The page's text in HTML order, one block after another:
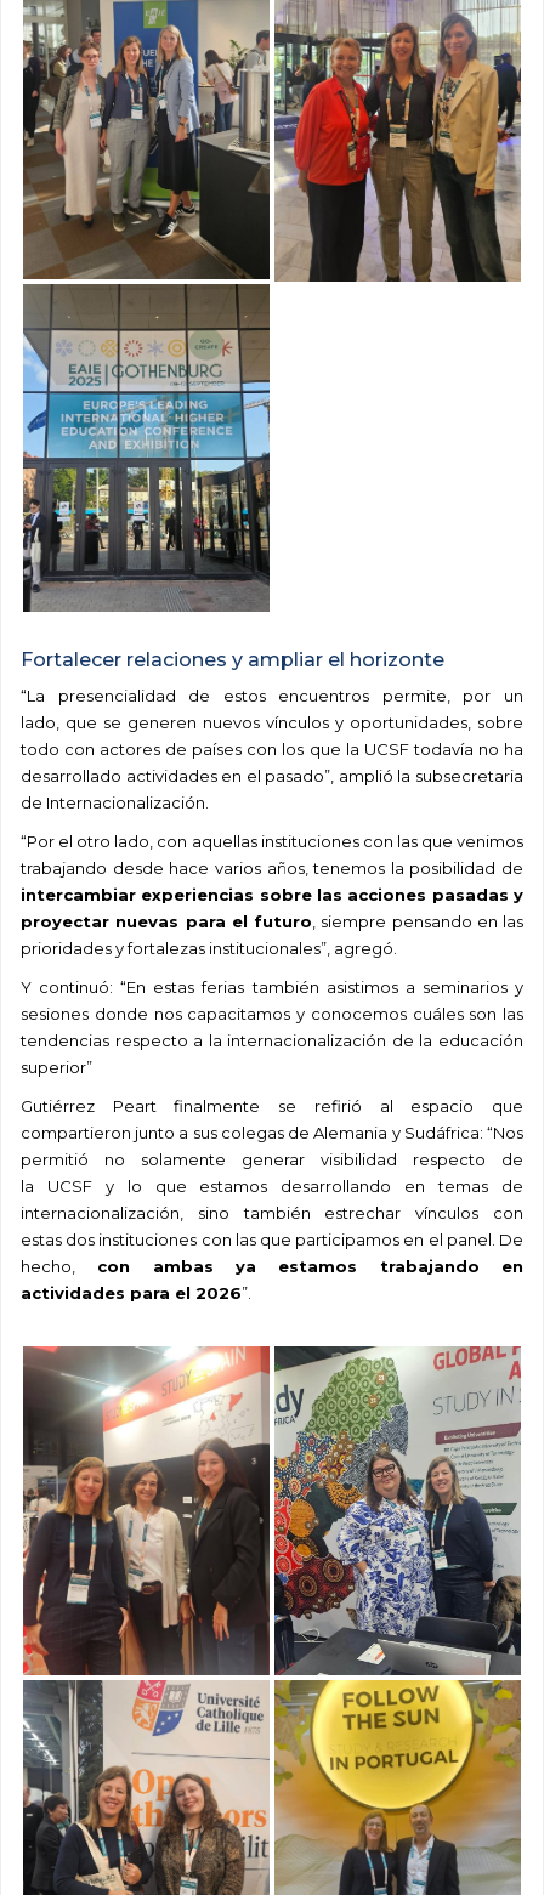
Fortalecer relaciones y ampliar el horizonte
“La presencialidad de estos encuentros permite, por un
lado, que se generen nuevos vínculos y oportunidades, sobre
todo con actores de países con los que la UCSF todavía no ha
desarrollado actividades en el pasado”, amplió la subsecretaria
de Internacionalización.
“Por el otro lado, con aquellas instituciones con las que venimos
trabajando desde hace varios años, tenemos la posibilidad de
intercambiar experiencias sobre las acciones pasadas y
proyectar nuevas para el futuro, siempre pensando en las
prioridades y fortalezas institucionales”, agregó.
Y continuó: “En estas ferias también asistimos a seminarios y
sesiones donde nos capacitamos y conocemos cuáles son las
tendencias respecto a la internacionalización de la educación
superior”
Gutiérrez Peart finalmente se refirió al espacio que
compartieron junto a sus colegas de Alemania y Sudáfrica: “Nos
permitió no solamente generar visibilidad respecto de
la UCSF y lo que estamos desarrollando en temas de
internacionalización, sino también estrechar vínculos con
estas dos instituciones con las que participamos en el panel. De
hecho, con ambas ya estamos trabajando en
actividades para el 2026”.